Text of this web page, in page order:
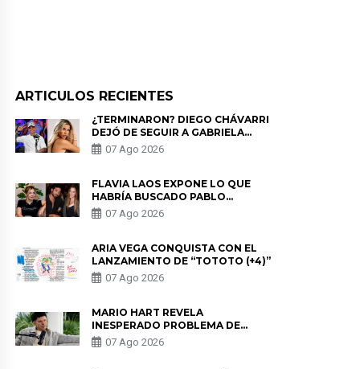
ARTICULOS RECIENTES
¿TERMINARON? DIEGO CHÁVARRI
DEJÓ DE SEGUIR A GABRIELA
HERRERA Y ANUNCIA SU SALIDA
DE PÓDCAST
07 Ago 2026
FLAVIA LAOS EXPONE LO QUE
HABRÍA BUSCADO PABLO
HEREDIA CON ALE FULLER: “UNA
DE LAS PARTES QUERÍA EL
07 Ago 2026
ARIA VEGA CONQUISTA CON EL
LANZAMIENTO DE “TOTOTO (+4)”
07 Ago 2026
MARIO HART REVELA
INESPERADO PROBLEMA DE
SALUD ANTES DE SEPARARSE DE
KORINA: “ME ENCONTRARON UN
07 Ago 2026